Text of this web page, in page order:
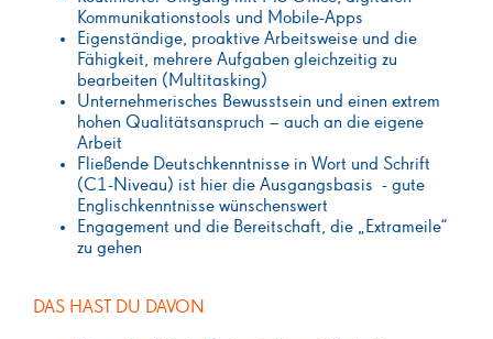
Kommunikationstools und Mobile-Apps
Eigenständige, proaktive Arbeitsweise und die
Fähigkeit, mehrere Aufgaben gleichzeitig zu
bearbeiten (Multitasking)
Unternehmerisches Bewusstsein und einen extrem
hohen Qualitätsanspruch – auch an die eigene
Arbeit
Fließende Deutschkenntnisse in Wort und Schrift
(C1-Niveau) ist hier die Ausgangsbasis - gute
Englischkenntnisse wünschenswert
Engagement und die Bereitschaft, die „Extrameile“
zu gehen
DAS HAST DU DAVON